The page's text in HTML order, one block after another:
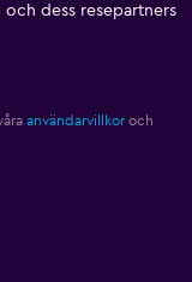
dess resepartners
användarvillkor och